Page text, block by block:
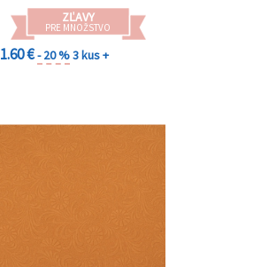
ZĽAVY
PRE MNOŽSTVO
1.60 €- 20 %3 kus +